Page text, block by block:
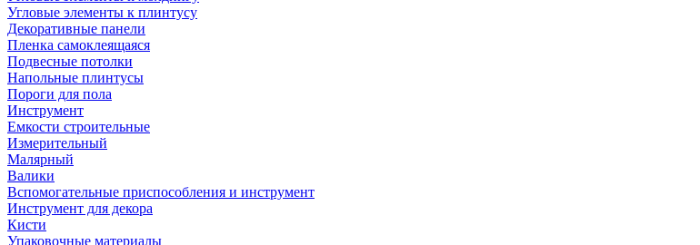
Угловые элементы к плинтусу
Декоративные панели
Пленка самоклеящаяся
Подвесные потолки
Напольные плинтусы
Пороги для пола
Инструмент
Емкости строительные
Измерительный
Малярный
Валики
Вспомогательные приспособления и инструмент
Инструмент для декора
Кисти
Упаковочные материалы